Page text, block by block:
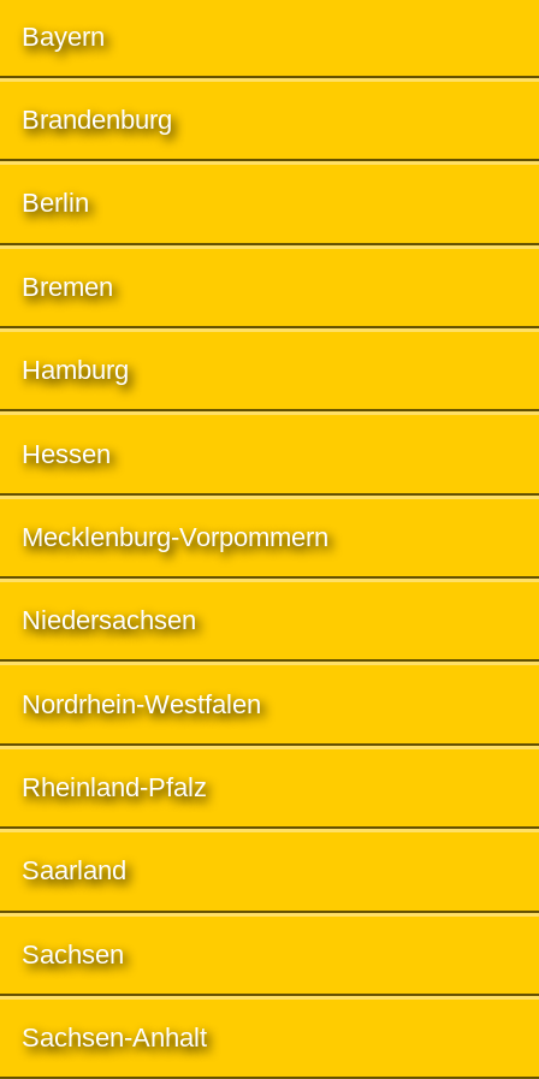
Bayern
Brandenburg
Berlin
Bremen
Hamburg
Hessen
Mecklenburg-Vorpommern
Niedersachsen
Nordrhein-Westfalen
Rheinland-Pfalz
Saarland
Sachsen
Sachsen-Anhalt